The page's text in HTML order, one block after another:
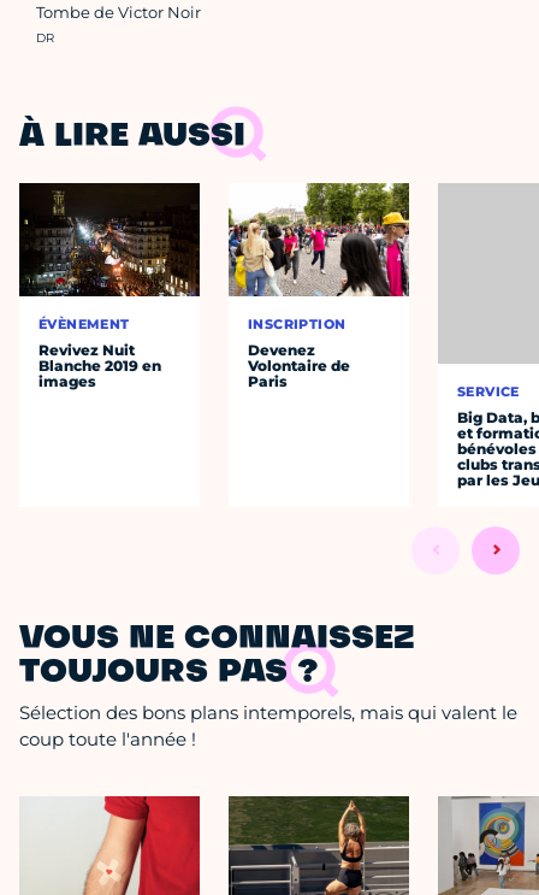
Tombe de Victor Noir
Crédit photo :
DR
À LIRE AUSSI
ÉVÈNEMENT
Revivez Nuit
Blanche 2019 en
images
INSCRIPTION
Devenez
Volontaire de
Paris
SERVICE
Big Data,
et
bénévoles
clubs
par les
VOUS NE CONNAISSEZ
TOUJOURS PAS ?
Sélection des bons plans intemporels, mais qui valent le
coup toute l'année !